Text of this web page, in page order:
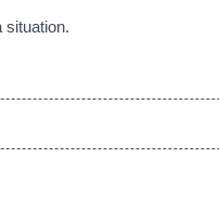
situation.